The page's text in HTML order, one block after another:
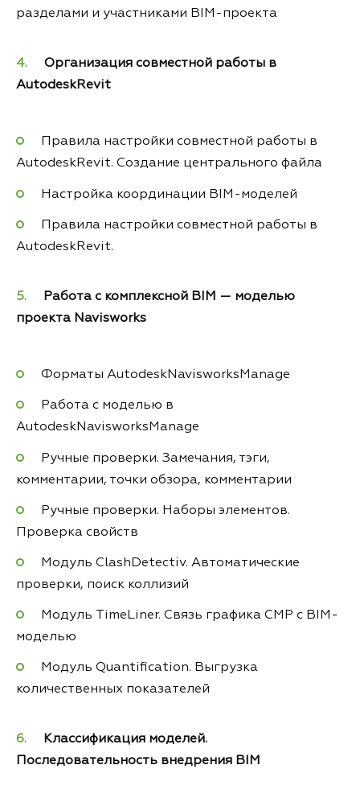
разделами и участниками BIM-проекта
Организация совместной работы в
AutodeskRevit
Правила настройки совместной работы в
AutodeskRevit. Создание центрального файла
Настройка координации BIM-моделей
Правила настройки совместной работы в
AutodeskRevit.
Работа с комплексной BIM — моделью
проекта Navisworks
Форматы AutodeskNavisworksManage
Работа с моделью в
AutodeskNavisworksManage
Ручные проверки. Замечания, тэги,
комментарии, точки обзора, комментарии
Ручные проверки. Наборы элементов.
Проверка свойств
Модуль ClashDetectiv. Автоматические
проверки, поиск коллизий
Модуль TimeLiner. Связь графика СМР с BIM-
моделью
Модуль Quantification. Выгрузка
количественных показателей
Классификация моделей.
Последовательность внедрения BIM